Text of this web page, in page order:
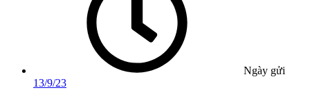
Ngày gửi
13/9/23